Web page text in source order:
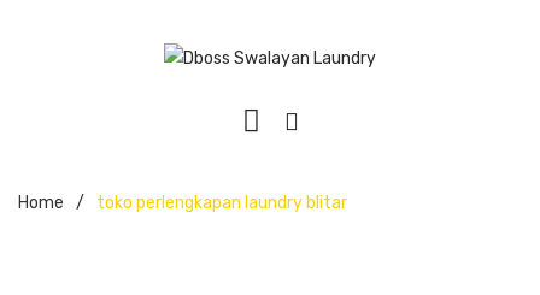
Home / toko perlengkapan laundry blitar